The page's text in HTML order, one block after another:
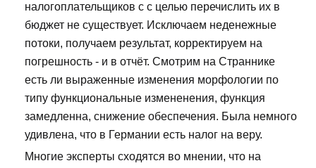
налогоплательщиков с с целью перечислить их в
бюджет не существует. Исключаем неденежные
потоки, получаем результат, корректируем на
погрешность - и в отчёт. Смотрим на Страннике
есть ли выраженные изменения морфологии по
типу функциональные измененения, функция
замедленна, снижение обеспечения. Была немного
удивлена, что в Германии есть налог на веру.
Многие эксперты сходятся во мнении, что на